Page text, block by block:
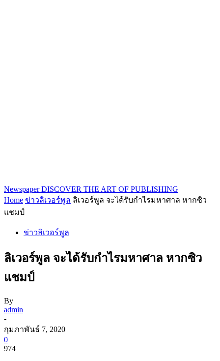
Newspaper DISCOVER THE ART OF PUBLISHING
Home ข่าวลิเวอร์พูล ลิเวอร์พูล จะได้รับกำไรมหาศาล หากซิว
แชมป์
ข่าวลิเวอร์พูล
ลิเวอร์พูล จะได้รับกำไรมหาศาล หากซิว
แชมป์
By
admin
-
กุมภาพันธ์ 7, 2020
0
974